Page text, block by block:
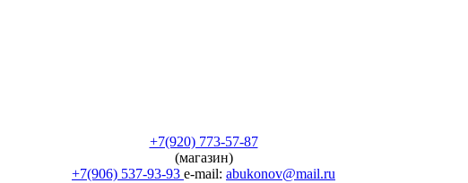
+7(920) 773-57-87
(магазин)
+7(906) 537-93-93 e-mail: abukonov@mail.ru